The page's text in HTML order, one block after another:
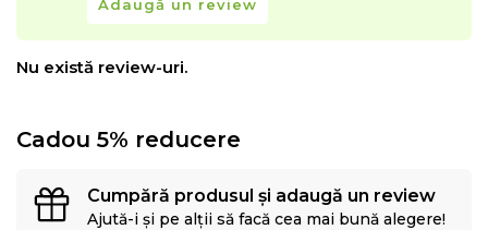
Adaugă un review
Nu există review-uri.
Cadou 5% reducere
Cumpără produsul și adaugă un review
Ajută-i și pe alții să facă cea mai bună alegere!